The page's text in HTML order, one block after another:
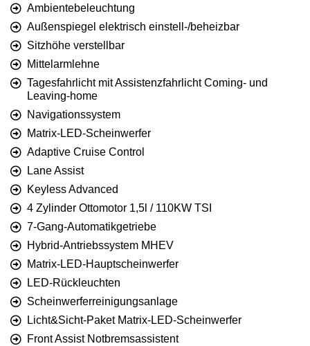
Ambientebeleuchtung
Außenspiegel elektrisch einstell-/beheizbar
Sitzhöhe verstellbar
Mittelarmlehne
Tagesfahrlicht mit Assistenzfahrlicht Coming- und
Leaving-home
Navigationssystem
Matrix-LED-Scheinwerfer
Adaptive Cruise Control
Lane Assist
Keyless Advanced
4 Zylinder Ottomotor 1,5l / 110KW TSI
7-Gang-Automatikgetriebe
Hybrid-Antriebssystem MHEV
Matrix-LED-Hauptscheinwerfer
LED-Rückleuchten
Scheinwerferreinigungsanlage
Licht&Sicht-Paket Matrix-LED-Scheinwerfer
Front Assist Notbremsassistent